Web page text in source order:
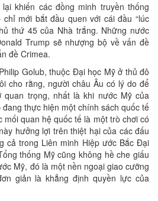
khiến các đồng minh truyền thống
mới bắt đầu quen với cái đầu “lúc
thứ 45 của Nhà trắng. Những nước
Trump sẽ nhượng bộ về vấn đề
đề Crimea.
Golub, thuộc Đại học Mỹ ở thủ đô
cho rằng, người châu Âu có lý do để
trọng, nhất là khi nước Mỹ của
thực hiện một chính sách quốc tế
quan hệ quốc tế là một trò chơi có
hưởng lợi trên thiệt hại của các đấu
cả trong Liên minh Hiệp ước Bắc Đại
thống Mỹ cũng không hề che giấu
Mỹ, đó là một nền ngoại giao cưỡng
giản là khẳng định quyền lực của